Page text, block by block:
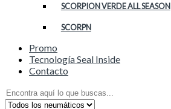
SCORPION VERDE ALL SEASON
SCORPN
Promo
Tecnología Seal Inside
Contacto
Search
for: